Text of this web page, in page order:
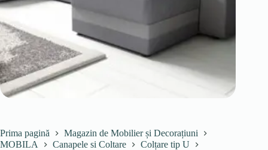
Prima pagină
Magazin de Mobilier și Decorațiuni
MOBILA
Canapele si Coltare
Colțare tip U